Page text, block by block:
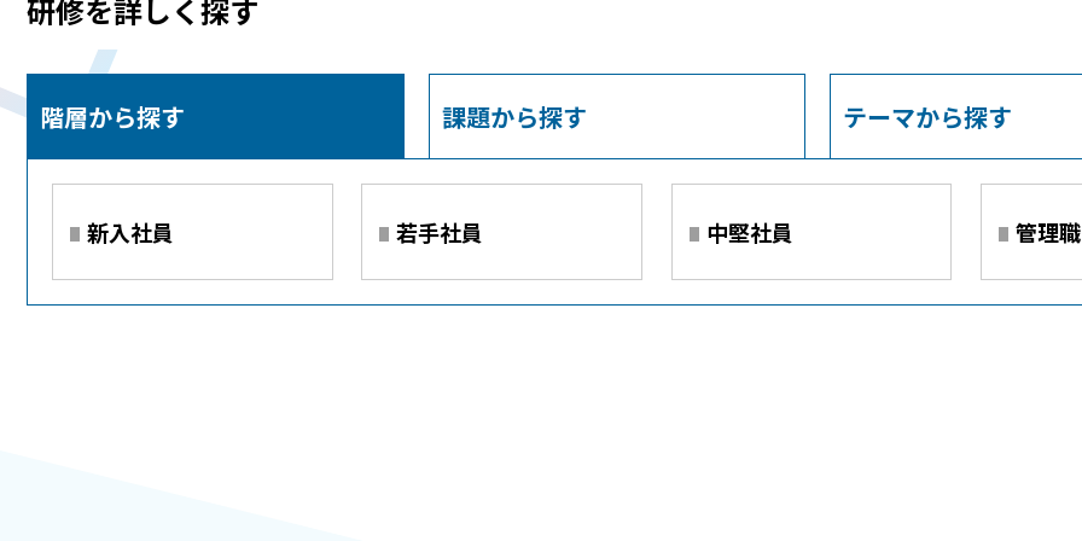
研修を詳しく探す
階層から探す
新入社員 若手社員 中堅社員 管理職
課題から探す テーマから探す